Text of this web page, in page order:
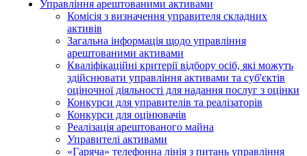
Управління арештованими активами
Комісія з визначення управителя складних
активів
Загальна інформація щодо управління
арештованими активами
Кваліфікаційні критерії відбору осіб, які можуть
здiйснювати управління активами та суб'єктів
оціночної діяльності для надання послуг з оцінки
Конкурси для управителів та реалізаторів
Конкурси для оцінювачів
Реалізація арештованого майна
Управителі активами
«Гаряча» телефонна лінія з питань управління